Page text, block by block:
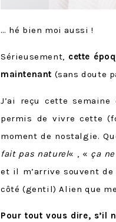
… hé bien moi aussi !
Sérieusement, cette
maintenant (sans doute
J’ai reçu cette semaine
permis de vivre cette
moment de nostalgie.
fait pas naturel« , « ça
et il m’arrive souvent
côté (gentil) Alien que
Pour tout vous dire, s’il